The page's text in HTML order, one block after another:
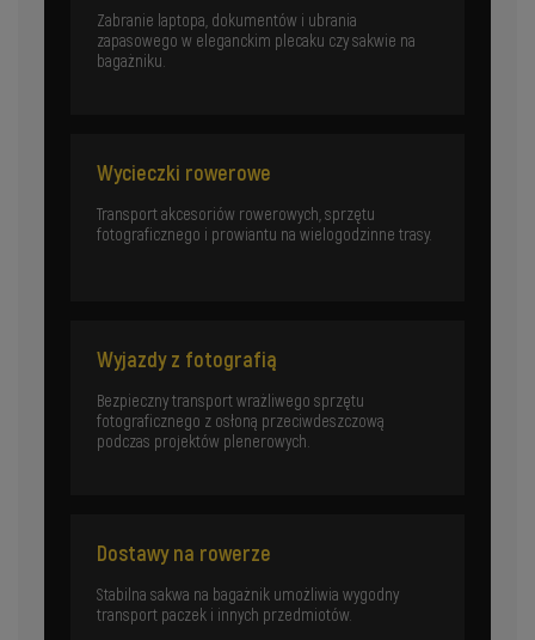
Zabranie laptopa, dokumentów i ubrania
zapasowego w eleganckim plecaku czy sakwie na
bagażniku.
Wycieczki rowerowe
Transport akcesoriów rowerowych, sprzętu
fotograficznego i prowiantu na wielogodzinne trasy.
Wyjazdy z fotografią
Bezpieczny transport wrażliwego sprzętu
fotograficznego z osłoną przeciwdeszczową
podczas projektów plenerowych.
Dostawy na rowerze
Stabilna sakwa na bagażnik umożliwia wygodny
transport paczek i innych przedmiotów.